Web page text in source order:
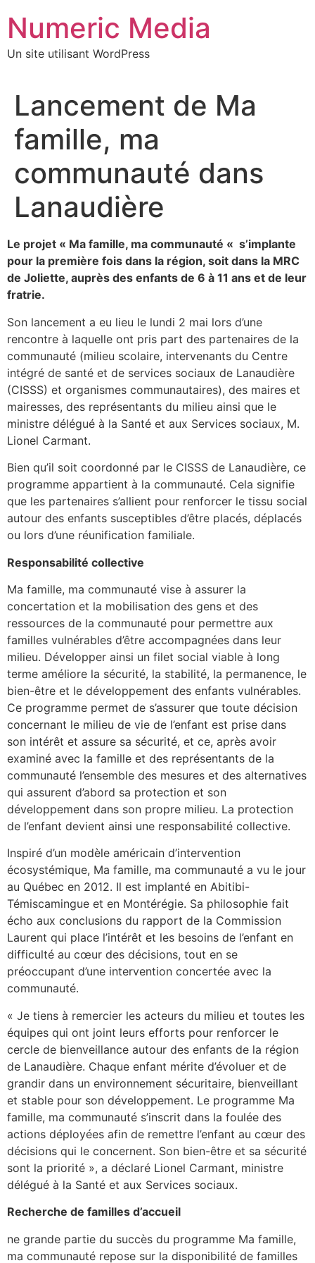
contenu
Numeric Media
Un site utilisant WordPress
Lancement de Ma
famille, ma
communauté dans
Lanaudière
Le projet « Ma famille, ma communauté « s’implante
pour la première fois dans la région, soit dans la MRC
de Joliette, auprès des enfants de 6 à 11 ans et de leur
fratrie.
Son lancement a eu lieu le lundi 2 mai lors d’une
rencontre à laquelle ont pris part des partenaires de la
communauté (milieu scolaire, intervenants du Centre
intégré de santé et de services sociaux de Lanaudière
(CISSS) et organismes communautaires), des maires et
mairesses, des représentants du milieu ainsi que le
ministre délégué à la Santé et aux Services sociaux, M.
Lionel Carmant.
Bien qu’il soit coordonné par le CISSS de Lanaudière, ce
programme appartient à la communauté. Cela signifie
que les partenaires s’allient pour renforcer le tissu social
autour des enfants susceptibles d’être placés, déplacés
ou lors d’une réunification familiale.
Responsabilité collective
Ma famille, ma communauté vise à assurer la
concertation et la mobilisation des gens et des
ressources de la communauté pour permettre aux
familles vulnérables d’être accompagnées dans leur
milieu. Développer ainsi un filet social viable à long
terme améliore la sécurité, la stabilité, la permanence, le
bien-être et le développement des enfants vulnérables.
Ce programme permet de s’assurer que toute décision
concernant le milieu de vie de l’enfant est prise dans
son intérêt et assure sa sécurité, et ce, après avoir
examiné avec la famille et des représentants de la
communauté l’ensemble des mesures et des alternatives
qui assurent d’abord sa protection et son
développement dans son propre milieu. La protection
de l’enfant devient ainsi une responsabilité collective.
Inspiré d’un modèle américain d’intervention
écosystémique, Ma famille, ma communauté a vu le jour
au Québec en 2012. Il est implanté en Abitibi-
Témiscamingue et en Montérégie. Sa philosophie fait
écho aux conclusions du rapport de la Commission
Laurent qui place l’intérêt et les besoins de l’enfant en
difficulté au cœur des décisions, tout en se
préoccupant d’une intervention concertée avec la
communauté.
« Je tiens à remercier les acteurs du milieu et toutes les
équipes qui ont joint leurs efforts pour renforcer le
cercle de bienveillance autour des enfants de la région
de Lanaudière. Chaque enfant mérite d’évoluer et de
grandir dans un environnement sécuritaire, bienveillant
et stable pour son développement. Le programme Ma
famille, ma communauté s’inscrit dans la foulée des
actions déployées afin de remettre l’enfant au cœur des
décisions qui le concernent. Son bien-être et sa sécurité
sont la priorité », a déclaré Lionel Carmant, ministre
délégué à la Santé et aux Services sociaux.
Recherche de familles d’accueil
ne grande partie du succès du programme Ma famille,
ma communauté repose sur la disponibilité de familles